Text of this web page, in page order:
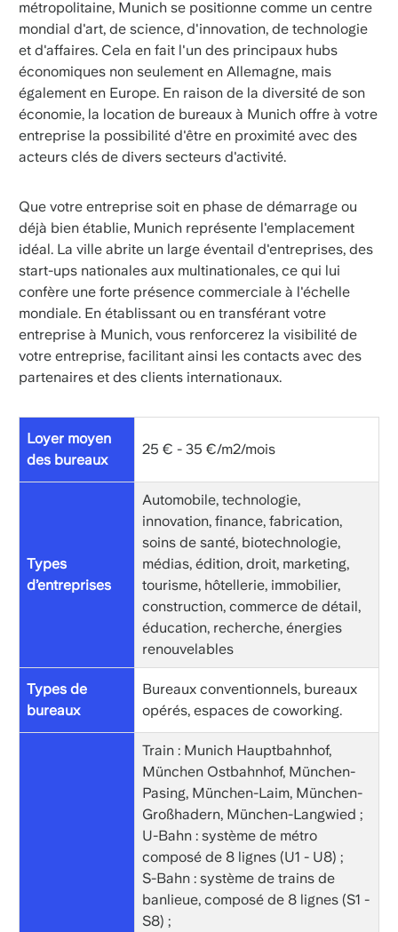
métropolitaine, Munich se positionne comme un centre
mondial d'art, de science, d'innovation, de technologie
et d'affaires. Cela en fait l'un des principaux hubs
économiques non seulement en Allemagne, mais
également en Europe. En raison de la diversité de son
économie, la location de bureaux à Munich offre à votre
entreprise la possibilité d'être en proximité avec des
acteurs clés de divers secteurs d'activité.
Que votre entreprise soit en phase de démarrage ou
déjà bien établie, Munich représente l'emplacement
idéal. La ville abrite un large éventail d'entreprises, des
start-ups nationales aux multinationales, ce qui lui
confère une forte présence commerciale à l'échelle
mondiale. En établissant ou en transférant votre
entreprise à Munich, vous renforcerez la visibilité de
votre entreprise, facilitant ainsi les contacts avec des
partenaires et des clients internationaux.
Loyer moyen
des bureaux
25 € - 35 €/m2/mois
Types
d’entreprises
Automobile, technologie,
innovation, finance, fabrication,
soins de santé, biotechnologie,
médias, édition, droit, marketing,
tourisme, hôtellerie, immobilier,
construction, commerce de détail,
éducation, recherche, énergies
renouvelables
Types de
bureaux
Bureaux conventionnels, bureaux
opérés, espaces de coworking.
Train : Munich Hauptbahnhof,
München Ostbahnhof, München-
Pasing, München-Laim, München-
Großhadern, München-Langwied ;
U-Bahn : système de métro
composé de 8 lignes (U1 - U8) ;
S-Bahn : système de trains de
banlieue, composé de 8 lignes (S1 -
S8) ;